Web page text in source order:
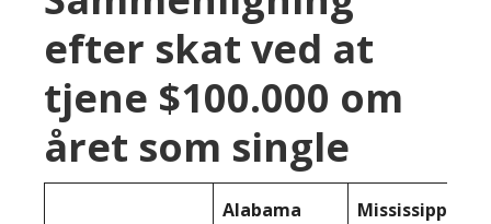
efter skat ved at
tjene $100.000 om
året som single
Alabama Mississippi